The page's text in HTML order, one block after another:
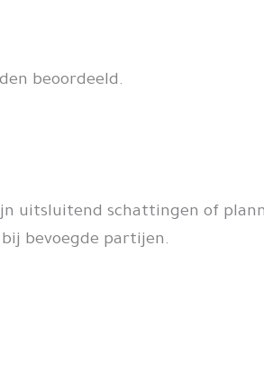
beoordeeld.
uitsluitend schattingen of
bevoegde partijen.